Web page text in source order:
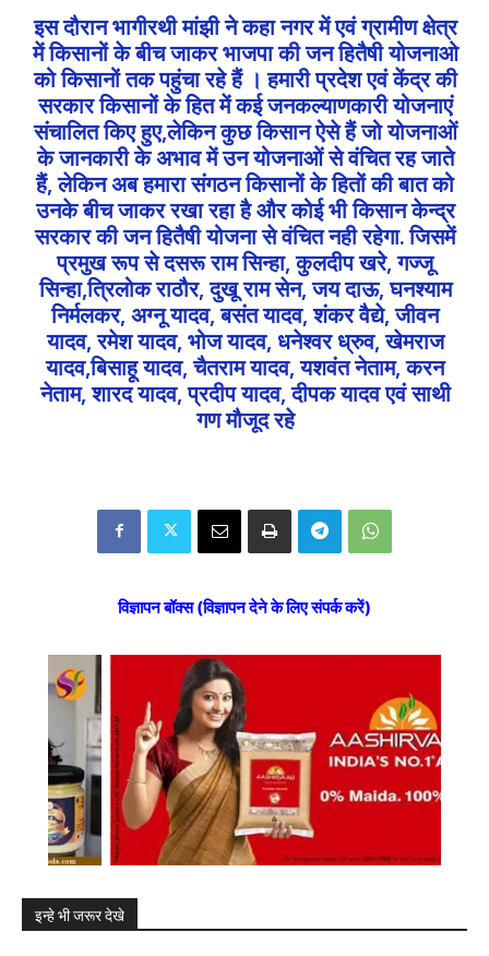
इस दौरान भागीरथी मांझी ने कहा नगर में एवं ग्रामीण क्षेत्र
में किसानों के बीच जाकर भाजपा की जन हितैषी योजनाओ
को किसानों तक पहुंचा रहे हैं । हमारी प्रदेश एवं केंद्र की
सरकार किसानों के हित में कई जनकल्याणकारी योजनाएं
संचालित किए हुए,लेकिन कुछ किसान ऐसे हैं जो योजनाओं
के जानकारी के अभाव में उन योजनाओं से वंचित रह जाते
हैं, लेकिन अब हमारा संगठन किसानों के हितों की बात को
उनके बीच जाकर रखा रहा है और कोई भी किसान केन्द्र
सरकार की जन हितैषी योजना से वंचित नही रहेगा. जिसमें
प्रमुख रूप से दसरू राम सिन्हा, कुलदीप खरे, गज्जू
सिन्हा,त्रिलोक राठौर, दुखू राम सेन, जय दाऊ, घनश्याम
निर्मलकर, अग्नू यादव, बसंत यादव, शंकर वैद्ये, जीवन
यादव, रमेश यादव, भोज यादव, धनेश्वर ध्रुव, खेमराज
यादव,बिसाहू यादव, चैतराम यादव, यशवंत नेताम, करन
नेताम, शारद यादव, प्रदीप यादव, दीपक यादव एवं साथी
गण मौजूद रहे
विज्ञापन बॉक्स (विज्ञापन देने के लिए संपर्क करें)
इन्हे भी जरूर देखे